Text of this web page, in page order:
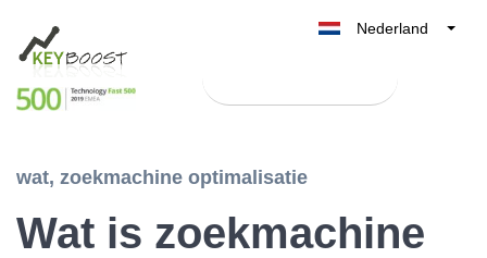
Nederland
België
España
wat, zoekmachine optimalisatie
Wat is zoekmachine